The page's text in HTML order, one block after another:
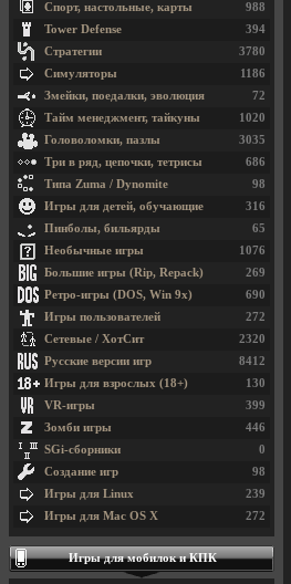
988
Спорт, настольные, карты
394
Tower Defense
3780
Стратегии
1186
Симуляторы
72
Змейки, поедалки, эволюция
1020
Тайм менеджмент, тайкуны
3035
Головоломки, пазлы
686
Три в ряд, цепочки, тетрисы
98
Типа Zuma / Dynomite
316
Игры для детей, обучающие
65
Пинболы, бильярды
1076
Необычные игры
269
Большие игры (Rip, Repack)
690
Ретро-игры (DOS, Win 9x)
272
Игры пользователей
2320
Сетевые / ХотСит
8412
Русские версии игр
130
Игры для взрослых (18+)
399
VR-игры
446
Зомби игры
0
SGi-сборники
98
Создание игр
239
Игры для Linux
272
Игры для Mac OS X
Игры для мобилок и КПК